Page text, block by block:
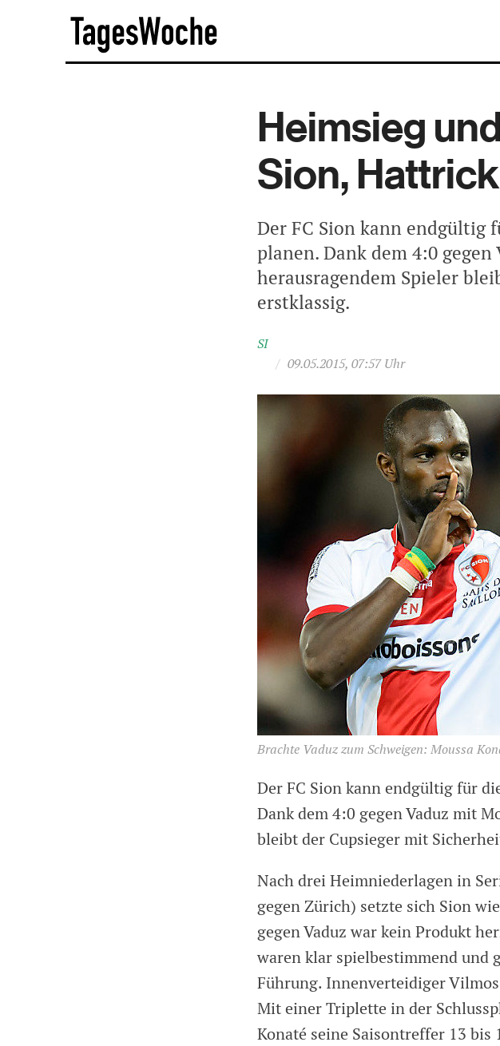
Heimsieg
Sion,
Der FC Sion kann endgültig
planen. Dank dem 4:0
herausragendem Spieler
erstklassig.
SI
/ 09.05.2015, 07:57 Uhr
Brachte Vaduz zum Schweigen: Moussa
Der FC Sion kann endgültig für
Dank dem 4:0 gegen Vaduz mit
bleibt der Cupsieger mit
Nach drei Heimniederlagen in
gegen Zürich) setzte sich Sion
gegen Vaduz war kein Produkt
waren klar spielbestimmend
Führung. Innenverteidiger
Mit einer Triplette in der
Konaté seine Saisontreffer 13 bis